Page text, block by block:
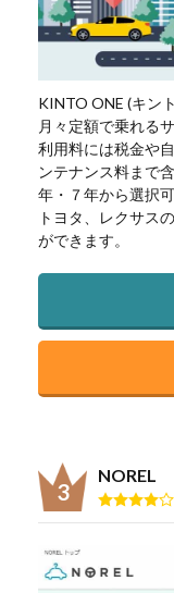
KINTO ONE (キン
月々定額で乗れる
利用料には税金や
ンテナンス料まで
年・７年から選択
トヨタ、レクサス
ができます。
NOREL